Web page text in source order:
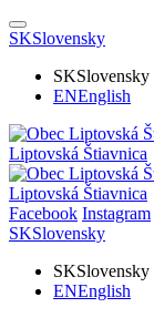
SKSlovensky
SKSlovensky
ENEnglish
Liptovská Štiavnica
Liptovská Štiavnica
Facebook Instagram
SKSlovensky
SKSlovensky
ENEnglish